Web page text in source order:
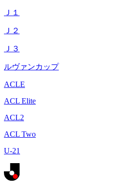
Ｊ１
Ｊ２
Ｊ３
ルヴァンカップ
ACLE
ACL Elite
ACL2
ACL Two
U-21